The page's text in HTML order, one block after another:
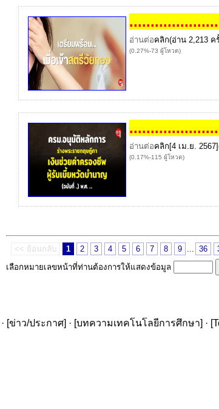
....................
อ่านต่อคลิก(อ่าน 2,213 ค
(0.27%-73 ผู้โหวต)
....................
อ่านต่อคลิก[4 เม.ย.
(0.17%-115 ผู้โหวต)
<< ย้อนกลับ 1 2 3 4 5 6 7 8 9 36
เลือกหมายเลขหน้าที่ท่านต้องการให้แสดงข้อมูล
· [ข่าว/ประกาศ] · [บทความเทคโนโลยีการศึกษา] · [